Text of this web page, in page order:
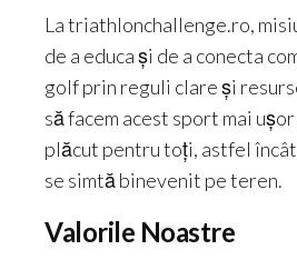
La triathlonchallenge.ro,
de a educa și de a conecta
golf prin reguli clare și
să facem acest sport mai
plăcut pentru toți, astfel
se simtă binevenit pe teren.
Valorile Noastre